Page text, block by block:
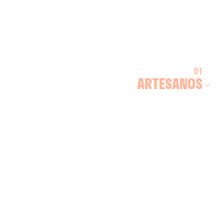
ARTESANOS